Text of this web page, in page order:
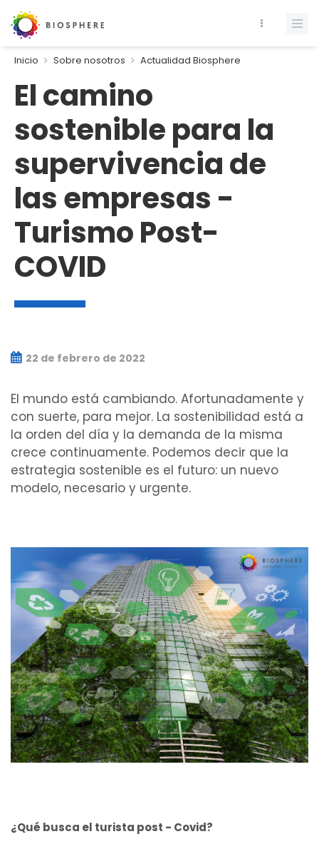
Inicio Sobre nosotros Actualidad Biosphere
El camino
sostenible para la
supervivencia de
las empresas -
Turismo Post-
COVID
22 de febrero de 2022
El mundo está cambiando. Afortunadamente y
con suerte, para mejor. La sostenibilidad está a
la orden del día y la demanda de la misma
crece continuamente. Podemos decir que la
estrategia sostenible es el futuro: un nuevo
modelo, necesario y urgente.
¿Qué busca el turista post - Covid?